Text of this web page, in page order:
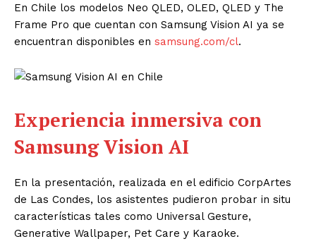
En Chile los modelos Neo QLED, OLED, QLED y The
Frame Pro que cuentan con Samsung Vision AI ya se
encuentran disponibles en samsung.com/cl.
Experiencia inmersiva con
Samsung Vision AI
En la presentación, realizada en el edificio CorpArtes
de Las Condes, los asistentes pudieron probar in situ
características tales como Universal Gesture,
Generative Wallpaper, Pet Care y Karaoke.